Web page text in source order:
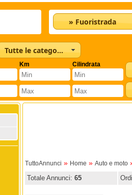
» Fuoristrada
Tutte le categorie
Km Cilindrata
TuttoAnnunci » Home » Auto e moto
Totale Annunci: 65